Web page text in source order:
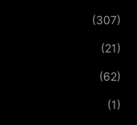
(307)
(21)
(62)
(1)